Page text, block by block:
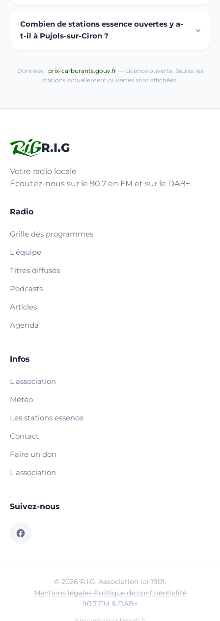
Combien de stations essence ouvertes y a-
t-il à Pujols-sur-Ciron ?
Données : prix-carburants.gouv.fr— Licence ouverte. Seules les
stations actuellement ouvertes sont affichées.
R.I.G
Votre radio locale
Écoutez-nous sur le 90.7 en FM et sur le DAB+.
Radio
Grille des programmes
L'équipe
Titres diffusés
Podcasts
Articles
Agenda
Infos
L'association
Météo
Les stations essence
Contact
Faire un don
L'association
Suivez-nous
© 2026 R.I.G. Association loi 1901.
Mentions légales·Politique de confidentialité
90.7 FM & DAB+